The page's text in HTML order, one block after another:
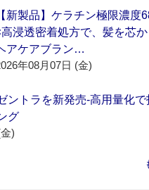
【新製品】ケラチン極限濃度
高浸透密着処方で、髪を芯
アケアブラン…
年08月07日 (金)
ントラを新発売‐高用量化で
グ
)